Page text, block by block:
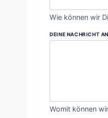
Wie können wir
DEINE NACHRICHT
Womit können